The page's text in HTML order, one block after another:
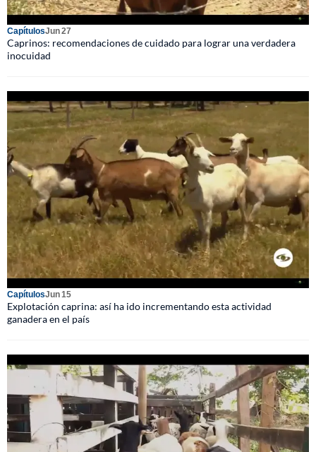
CapítulosJun 27
Caprinos: recomendaciones de cuidado para lograr una verdadera
inocuidad
CapítulosJun 15
Explotación caprina: así ha ido incrementando esta actividad
ganadera en el país